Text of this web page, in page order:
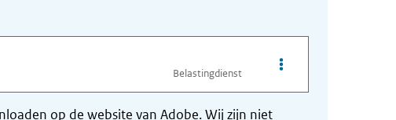
Belastingdienst
Opties van bestand
op de website van Adobe. Wij zijn niet